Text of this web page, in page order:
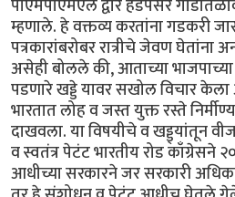
पीएमपीएमएल द्वारे हडपसर
म्हणाले. हे वक्तव्य करतांना गडकरी
पत्रकारांबरोबर रात्रीचे जेवण घेतांना
असेही बोलले की, आताच्या
पडणारे खड्डे यावर सखोल विचार
भारतात लोह व जस्त युक्त रस्ते
दाखवला. या विषयीचे व खड्ड्यांतून
व स्वतंत्र पेटंट भारतीय रोड
आधीच्या सरकारने जर सरकारी